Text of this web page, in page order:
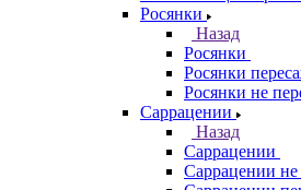
Росянки
Назад
Росянки
Росянки
Росянки не
Саррацении
Назад
Саррацении
Саррацении